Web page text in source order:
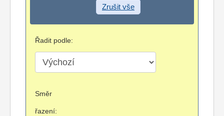
Zrušit vše
Řadit podle:
Směr
řazení: